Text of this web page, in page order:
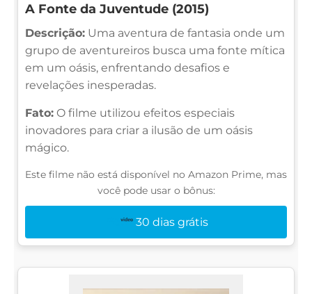
A Fonte da Juventude (2015)
Descrição: Uma aventura de fantasia onde um
grupo de aventureiros busca uma fonte mítica
em um oásis, enfrentando desafios e
revelações inesperadas.
Fato: O filme utilizou efeitos especiais
inovadores para criar a ilusão de um oásis
mágico.
Este filme não está disponível no Amazon Prime, mas
você pode usar o bônus:
30 dias grátis